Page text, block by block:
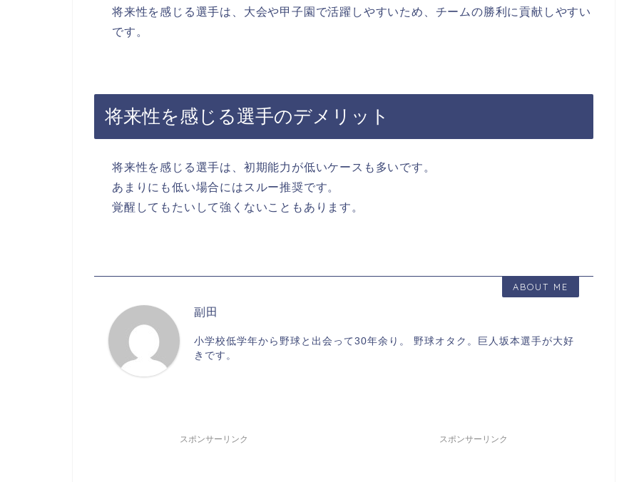
将来性を感じる選手は、大会や甲子園で活躍しやすいため、チームの勝利に貢献しやすい
です。​
将来性を感じる選手のデメリット
将来性を感じる選手は、初期能力が低いケースも多いです。
あまりにも低い場合にはスルー推奨です。
覚醒してもたいして強くないこともあります。
ABOUT ME
副田
小学校低学年から野球と出会って30年余り。 野球オタク。巨人坂本選手が大好
きです。
スポンサーリンク スポンサーリンク